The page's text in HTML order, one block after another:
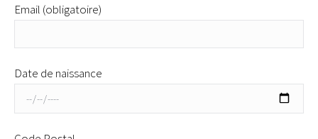
Email (obligatoire)
Date de naissance